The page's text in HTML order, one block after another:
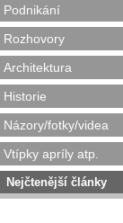
Podnikání
Rozhovory
Architektura
Historie
Názory/fotky/videa
Vtípky apríly atp.
Nejčtenější články